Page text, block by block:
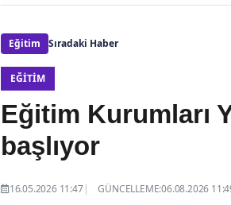
Eğitim Sıradaki Haber
EĞITIM
Eğitim Kurumları
başlıyor
16.05.2026 11:47 GÜNCELLEME:06.08.2026